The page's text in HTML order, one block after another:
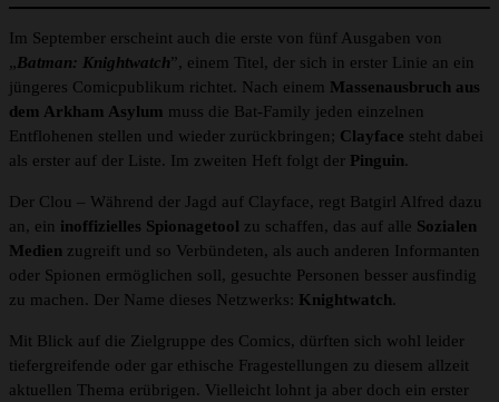
Im September erscheint auch die erste von fünf Ausgaben von
„ Batman: Knightwatch”, einem Titel, der sich in erster Linie an ein
jüngeres Comicpublikum richtet. Nach einem Massenausbruch aus
dem Arkham Asylum muss die Bat-Family jeden einzelnen
Entflohenen stellen und wieder zurückbringen; Clayface steht dabei
als erster auf der Liste. Im zweiten Heft folgt der Pinguin.
Der Clou – Während der Jagd auf Clayface, regt Batgirl Alfred dazu
an, ein inoffizielles Spionagetool zu schaffen, das auf alle Sozialen
Medien zugreift und so Verbündeten, als auch anderen Informanten
oder Spionen ermöglichen soll, gesuchte Personen besser ausfindig
zu machen. Der Name dieses Netzwerks: Knightwatch.
Mit Blick auf die Zielgruppe des Comics, dürften sich wohl leider
tiefergreifende oder gar ethische Fragestellungen zu diesem allzeit
aktuellen Thema erübrigen. Vielleicht lohnt ja aber doch ein erster